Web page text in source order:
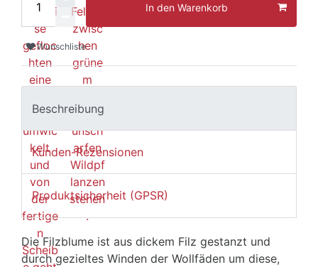
In den Warenkorb
Wunschliste
Beschreibung
Kunden-Rezensionen
Produktsicherheit (GPSR)
Die Filzblume ist aus dickem Filz gestanzt und
durch gezieltes Winden der Wollfäden um diese,